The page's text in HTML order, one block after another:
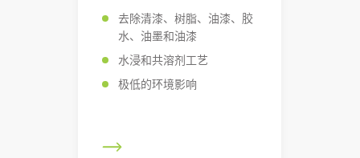
去除清漆、树脂、油漆、胶
水、油墨和油漆
水浸和共溶剂工艺
极低的环境影响